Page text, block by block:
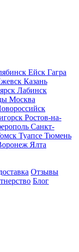
Ейск Гагра
Казань
Лабинск
Москва
Ростов-на-
Санкт-
Туапсе Тюмень
Ялта
Отзывы
Блог